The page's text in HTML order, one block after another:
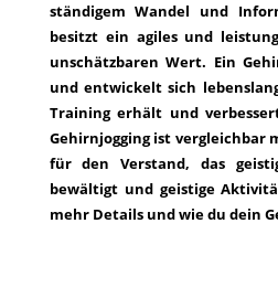
ständigem Wandel und
besitzt ein agiles und
unschätzbaren Wert. Ein
und entwickelt sich
Training erhält und
Gehirnjogging ist vergleichbar
für den Verstand, das
bewältigt und geistige
mehr Details und wie du dein